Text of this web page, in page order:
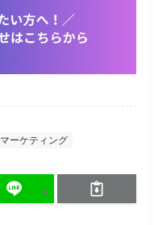
マーケティング